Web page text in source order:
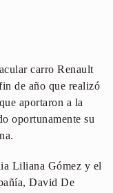
carro Renault
de año que realizó
aportaron a la
oportunamente su
Liliana Gómez y el
David De